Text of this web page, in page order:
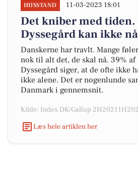
HUSSTAND 11-03-2023 18:01
Det kniber med tiden.
Dyssegård kan ikke
Danskerne har travlt. Mange
nok til alt det, de skal nå. 39%
Dyssegård siger, at de ofte ikke
ikke alene. Det er nogenlunde
Danmark i gennemsnit.
Kilde: Index DK/Gallup
Læs hele artiklen her